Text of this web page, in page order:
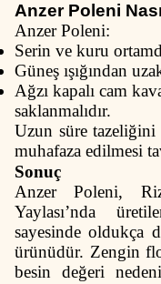
Anzer Poleni
Anzer Poleni:
Serin ve kuru
Güneş ışığından
Ağzı kapalı cam
saklanmalıdır.
Uzun süre
muhafaza edilmesi
Sonuç
Anzer Poleni,
Yaylası’nda
sayesinde oldukça
ürünüdür. Zengin
besin değeri